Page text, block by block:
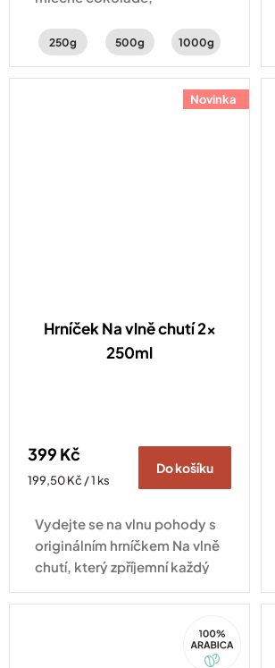
aciditou.
250g 500g 1000g
Novinka
Hrníček Na vlně chutí 2x
250ml
399 Kč
Měrná
199,50 Kč / 1 ks
Do košíku
Vydejte se na vlnu pohody s
originálním hrníčkem Na vlně
chutí, který zpříjemní každý
okamžik s vaším oblíbeným
nápojem.
Arabica